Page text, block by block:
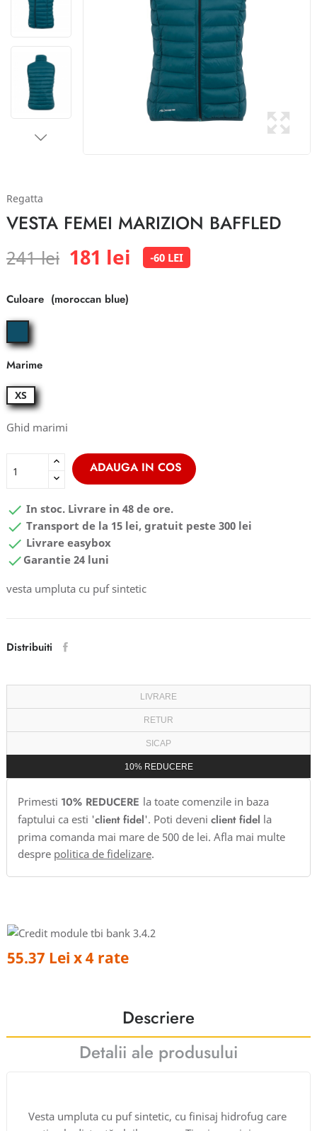
Regatta
VESTA FEMEI MARIZION BAFFLED
241 lei 181 lei -60 LEI
Culoare
moroccan
blue
Marime
XS
Ghid marimi
ADAUGA IN COS
 In stoc. Livrare in 48 de ore.
 Transport de la 15 lei, gratuit peste 300 lei
 Livrare easybox
 Garantie 24 luni
vesta umpluta cu puf sintetic
Distribuiti
LIVRARE
RETUR
SICAP
10% REDUCERE
Primesti 10% REDUCERE la toate comenzile in baza
faptului ca esti 'client fidel'. Poti deveni client fidel la
prima comanda mai mare de 500 de lei. Afla mai multe
despre politica de fidelizare.
55.37 Lei x 4 rate
Descriere
Detalii ale produsului
Vesta umpluta cu puf sintetic, cu finisaj hidrofug care